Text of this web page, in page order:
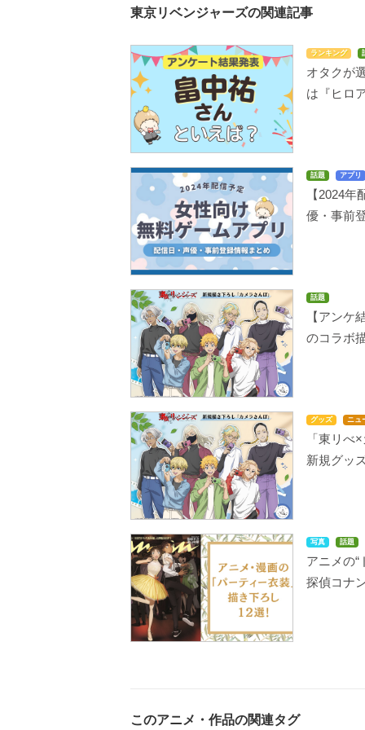
東京リベンジャーズの関連記事
ランキング
オタクが
は『ヒロ
話題 アプリ
【2024
優・事前
話題
【アンケ
のコラボ
グッズ ニュ
「東リべ
新規グッ
写真 話題
アニメの
探偵コナ
このアニメ・作品の関連タグ